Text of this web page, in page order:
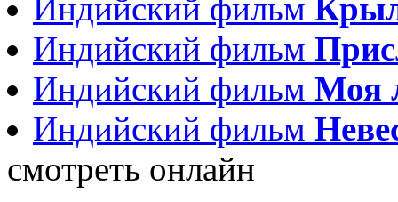
Индийский фильм
Индийский фильм
Индийский фильм Моя
Индийский фильм
смотреть онлайн